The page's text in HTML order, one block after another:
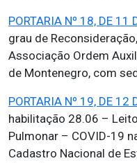
PORTARIA Nº 18, DE 11
grau de
Associação Ordem
de Montenegro, com
PORTARIA Nº 19, DE 12
habilitação 28.06 –
Pulmonar – COVID-19
Cadastro Nacional de